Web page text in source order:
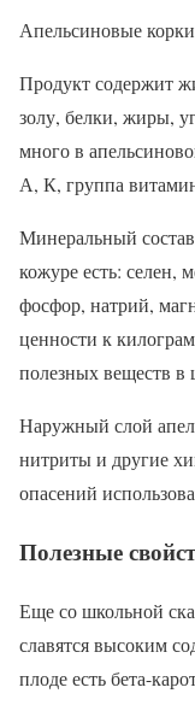
Апельсиновые корки
Продукт содержит
золу, белки, жиры,
много в
А, К, группа
Минеральный
кожуре есть: селен,
фосфор, натрий,
ценности к
полезных веществ в
Наружный слой
нитриты и другие
опасений
Полезные
Еще со школьной
славятся высоким
плоде есть бета-